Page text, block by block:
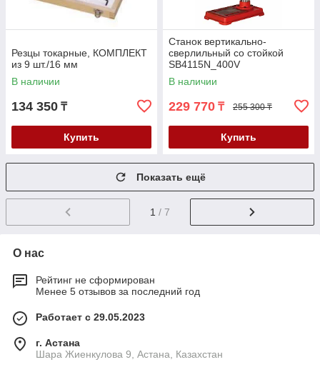
Резцы токарные, КОМПЛЕКТ
из 9 шт./16 мм
В наличии
134 350 ₸
Купить
Станок вертикально-
сверлильный со стойкой
SB4115N_400V
В наличии
229 770 ₸ 255 300 ₸
Купить
Показать ещё
1 / 7
О нас
Рейтинг не сформирован
Менее 5 отзывов за последний год
Работает с 29.05.2023
г. Астана
Шара Жиенкулова 9, Астана, Казахстан